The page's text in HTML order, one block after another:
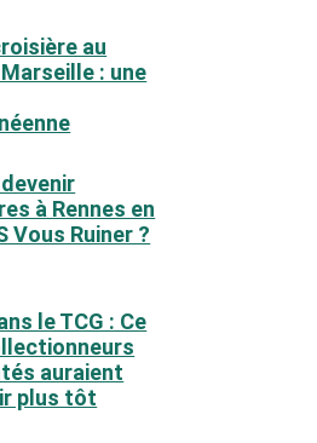
au
: une
à Rennes en
Vous Ruiner ?
le TCG : Ce
auraient
plus tôt